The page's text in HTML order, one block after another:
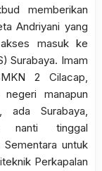
memberikan
Andriyani yang
masuk ke
Surabaya. Imam
2 Cilacap,
manapun
ada Surabaya,
nanti tinggal
Sementara untuk
Perkapalan